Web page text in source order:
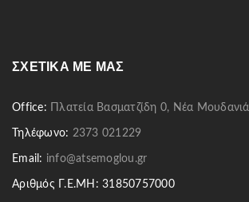
ΣΧΕΤΙΚΆ ΜΕ ΜΑΣ
Office: Πλατεία Βασματζίδη 0, Νέα Μουδανιά
Τηλέφωνο: 2373 021229
Email: info@atsemoglou.gr
Αριθμός Γ.Ε.ΜΗ: 31850757000